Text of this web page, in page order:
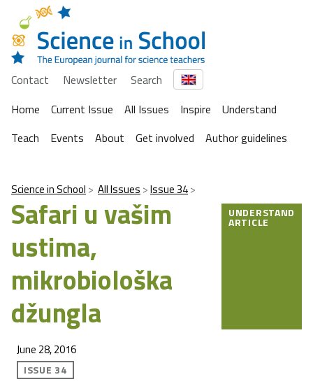
Contact Newsletter
Search
Home
Current Issue All Issues Inspire
Understand
Teach
Events About Get involved Author guidelines
Science in School All Issues Issue 34
Safari u vašim
ustima,
mikrobiološka
džungla
UNDERSTAND
ARTICLE
June 28, 2016
ISSUE 34